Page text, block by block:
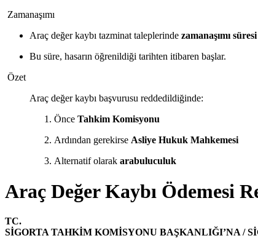
Zamanaşımı
Araç değer kaybı tazminat taleplerinde zamanaşımı
Bu süre, hasarın öğrenildiği tarihten itibaren başlar.
Özet
Araç değer kaybı başvurusu reddedildiğinde:
Önce Tahkim Komisyonu
Ardından gerekirse Asliye Hukuk Mahkemesi
Alternatif olarak arabuluculuk
Araç Değer Kaybı Ödemesi
TC.
SİGORTA TAHKİM KOMİSYONU BAŞKANLIĞI’NA /